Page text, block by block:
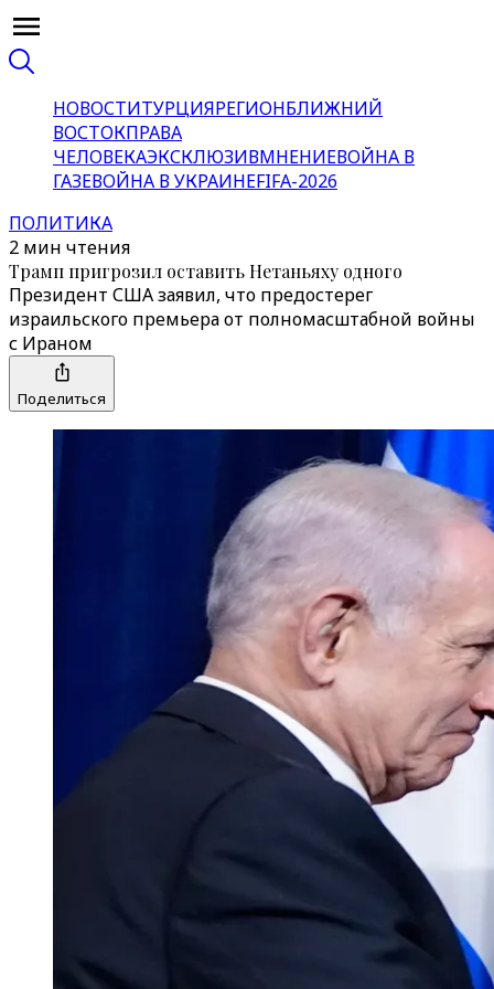
НОВОСТИТУРЦИЯРЕГИОНБЛИЖНИЙ
ВОСТОКПРАВА
ЧЕЛОВЕКАЭКСКЛЮЗИВМНЕНИЕВОЙНА В
ГАЗЕВОЙНА В УКРАИНЕFIFA-2026
ПОЛИТИКА
2 мин чтения
Трамп пригрозил оставить Нетаньяху одного
Президент США заявил, что предостерег
израильского премьера от полномасштабной войны
с Ираном
Поделиться